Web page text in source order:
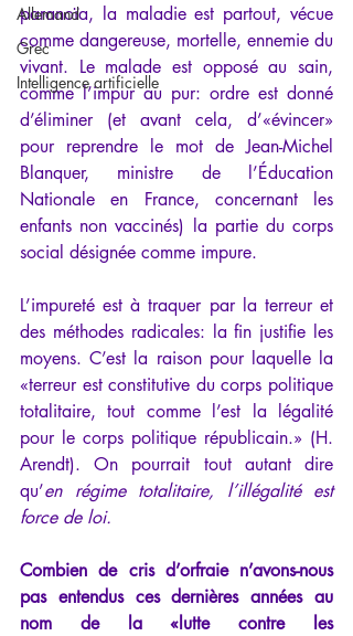
Allemand
Grec
Intelligence artificielle
paranoïa, la maladie est partout, vécue
comme dangereuse, mortelle, ennemie du
vivant. Le malade est opposé au sain,
comme l’impur au pur: ordre est donné
d’éliminer (et avant cela, d’«évincer»
pour reprendre le mot de Jean-Michel
Blanquer, ministre de l’Éducation
Nationale en France, concernant les
enfants non vaccinés) la partie du corps
social désignée comme impure.
L’impureté est à traquer par la terreur et
des méthodes radicales: la fin justifie les
moyens. C’est la raison pour laquelle la
«terreur est constitutive du corps politique
totalitaire, tout comme l’est la légalité
pour le corps politique républicain.» (H.
Arendt). On pourrait tout autant dire
qu’en régime totalitaire, l’illégalité est
force de loi.
Combien de cris d’orfraie n’avons-nous
pas entendus ces dernières années au
nom de la «lutte contre les